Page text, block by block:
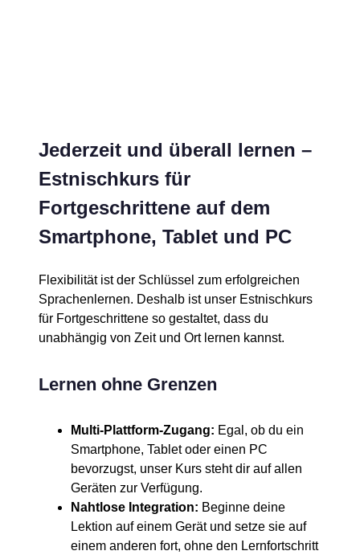
Jederzeit und überall lernen –
Estnischkurs für
Fortgeschrittene auf dem
Smartphone, Tablet und PC
Flexibilität ist der Schlüssel zum erfolgreichen
Sprachenlernen. Deshalb ist unser Estnischkurs
für Fortgeschrittene so gestaltet, dass du
unabhängig von Zeit und Ort lernen kannst.
Lernen ohne Grenzen
Multi-Plattform-Zugang: Egal, ob du ein
Smartphone, Tablet oder einen PC
bevorzugst, unser Kurs steht dir auf allen
Geräten zur Verfügung.
Nahtlose Integration: Beginne deine
Lektion auf einem Gerät und setze sie auf
einem anderen fort, ohne den Lernfortschritt